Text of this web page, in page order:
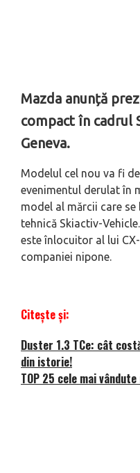
Mazda anunță
compact în cadrul
Geneva.
Modelul cel nou va fi
evenimentul derulat în
model al mărcii care
tehnică Skiactiv-
este înlocuitor al lui
companiei nipone.
Citește și:
Duster 1.3 TCe: cât
din istorie!
TOP 25 cele mai